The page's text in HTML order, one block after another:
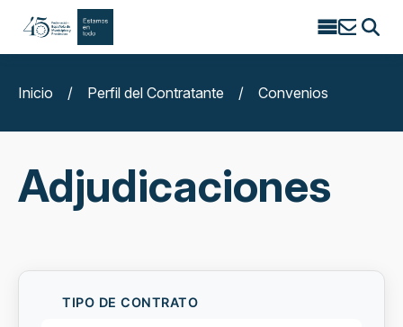
Search
Inicio
/ Perfil del Contratante / Convenios
Adjudicaciones
TIPO DE CONTRATO